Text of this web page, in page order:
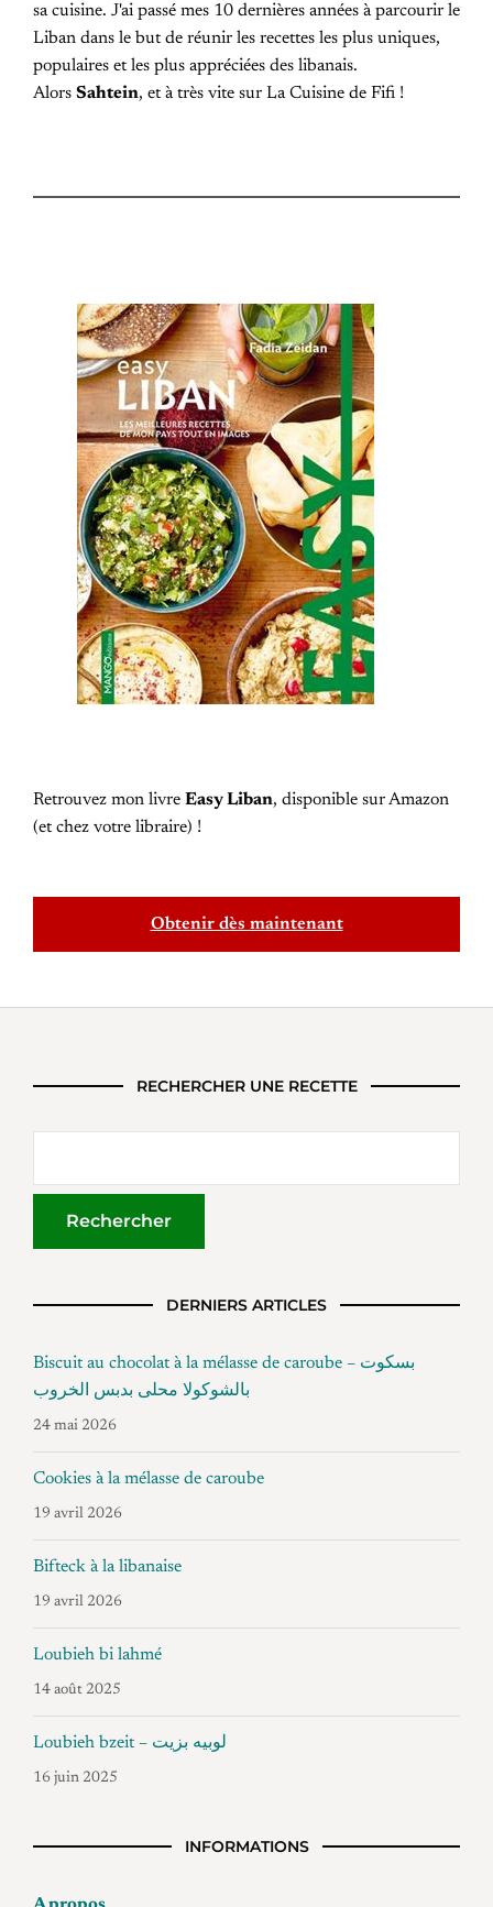
sa cuisine. J'ai passé mes 10 dernières années à parcourir le
Liban dans le but de réunir les recettes les plus uniques,
populaires et les plus appréciées des libanais.
Alors Sahtein, et à très vite sur La Cuisine de Fifi !
Retrouvez mon livre Easy Liban, disponible sur Amazon
(et chez votre libraire) !
Obtenir dès maintenant
RECHERCHER UNE RECETTE
DERNIERS ARTICLES
Biscuit au chocolat à la mélasse de caroube – بسكوت
بالشوكولا محلى بدبس الخروب
24 mai 2026
Cookies à la mélasse de caroube
19 avril 2026
Bifteck à la libanaise
19 avril 2026
Loubieh bi lahmé
14 août 2025
Loubieh bzeit – لوبيه بزيت
16 juin 2025
INFORMATIONS